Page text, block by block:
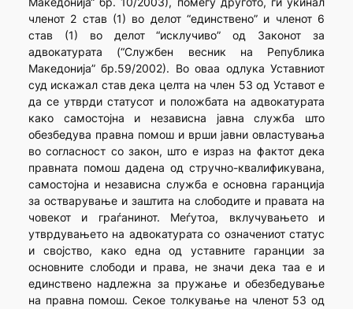
членот 2 став (1) во делот “единствено” и членот 6
став (1) во делот “исклучиво” од Законот за
адвокатурата (“Службен весник на Република
Македонија” бр.59/2002). Во оваа одлука Уставниот
суд искажал став дека целта на член 53 од Уставот е
да се утврди статусот и положбата на адвокатурата
како самостојна и независна јавна служба што
обезбедува правна помош и врши јавни овластувања
во согласност со закон, што е израз на фактот дека
правната помош дадена од стручно-квалификувана,
самостојна и независна служба е основна гаранција
за остварување и заштита на слободите и правата на
човекот и граѓанинот. Меѓутоа, вклучувањето и
утврдувањето на адвокатурата со означениот статус
и својство, како една од уставните гаранции за
основните слободи и права, не значи дека таа е и
единствено надлежна за пружање и обезбедување
на правна помош. Секое толкување на членот 53 од